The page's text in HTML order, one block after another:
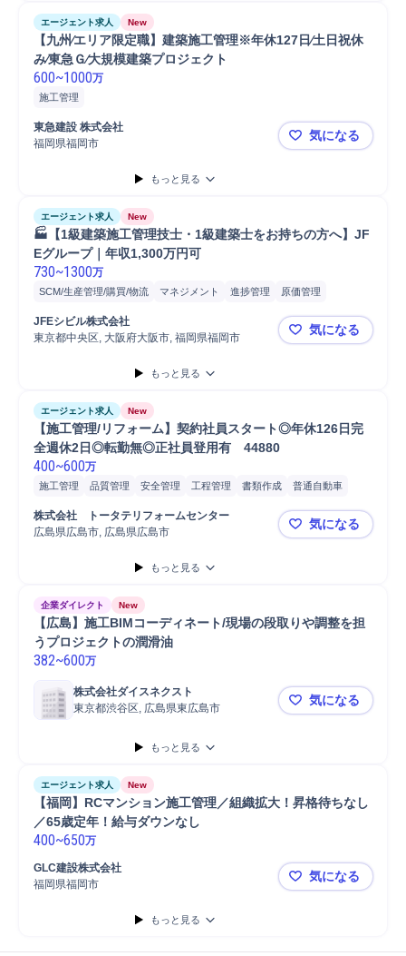
エージェント求人 New
【九州∕エリア限定職】建築施⼯管理※年休127⽇∕⼟⽇祝休
み∕東急Ｇ∕⼤規模建築プロジェクト
600~1000万
施工管理
東急建設 株式会社
福岡県福岡市
【九州∕エ
気になる
もっと見る
エージェント求人 New
🏭【1級建築施工管理技士・1級建築士をお持ちの方へ】JF
Eグループ｜年収1,300万円可
730~1300万
SCM/生産管理/購買/物流 マネジメント 進捗管理
原価管理
物流/生産管理職担当
物流
S造
JFEシビル株式会社
東京都中央区, 大阪府大阪市, 福岡県福岡市
🏭【1級建
気になる
もっと見る
エージェント求人 New
【施工管理/リフォーム】契約社員スタート◎年休126日完
全週休2日◎転勤無◎正社員登用有　44880
400~600万
施工管理 品質管理 安全管理 工程管理 書類作成
普通自動車
マンション
株式会社　トータテリフォームセンター
広島県広島市, 広島県広島市
【施工管理
気になる
もっと見る
企業ダイレクト New
【広島】施工BIMコーディネート/現場の段取りや調整を担
うプロジェクトの潤滑油
382~600万
株式会社ダイスネクスト
東京都渋谷区, 広島県東広島市
【広島】施
気になる
もっと見る
エージェント求人 New
【福岡】RCマンション施工管理／組織拡大！昇格待ちなし
400~650万
GLC建設株式会社
福岡県福岡市
【福岡】
気になる
もっと見る